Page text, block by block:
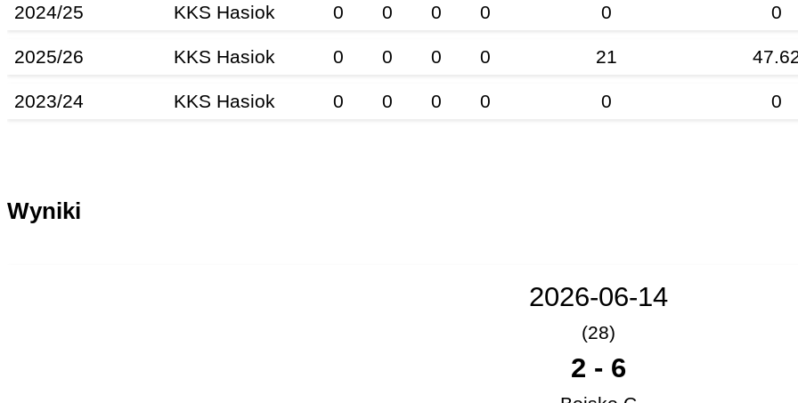
2024/25 KKS Hasiok 0 0 0 0 0 0
2025/26 KKS Hasiok 0 0 0 0 21
2023/24 KKS Hasiok 0 0 0 0 0 0
Wyniki
2026-06-14
(28)
2 - 6